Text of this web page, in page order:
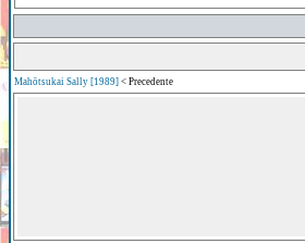
Mahōtsukai Sally [1989] < Precedente